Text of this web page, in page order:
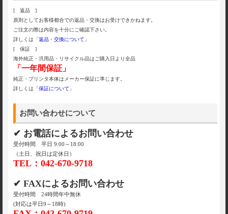
[ 返品 ]
原則としてお客様都合での返品・交換はお受けできかねます。
ご注文の際は内容を十分にご確認下さい。
詳しくは「返品・交換について 」
[ 保証 ]
海外純正・汎用品・リサイクル品はご購入日より全品
「一年間保証」
純正・プリンタ本体はメーカー保証に準じます。
詳しくは「保証について 」
お問い合わせについて
✔ お電話によるお問い合わせ
受付時間 平日 9:00～18:00
（土日、祝日は定休日）
TEL：042-670-9718
✔ FAXによるお問い合わせ
受付時間 24時間年中無休
(対応は平日9～18時)